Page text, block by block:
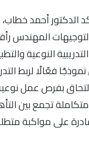
الدكتور أحمد
لتوجيهات المهندس
النوعية
نموذجًا فعّالًا لربط
بفرص عمل
متكاملة تجمع بين
على مواكبة